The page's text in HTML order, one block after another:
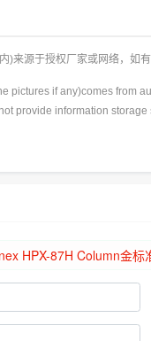
)来源于授权厂家或网络，如
pictures if any)comes from
provide information storage